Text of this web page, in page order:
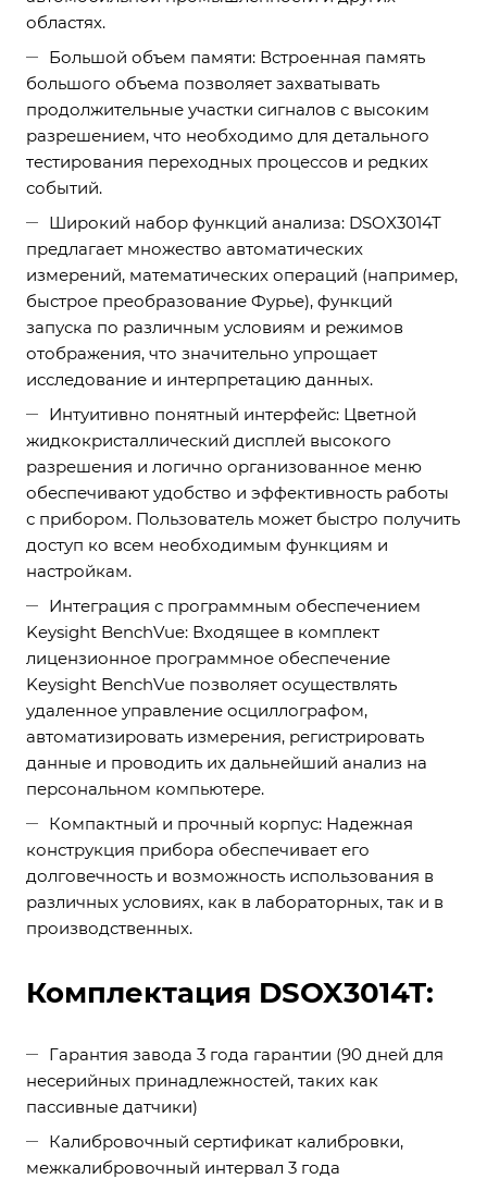
областях.
Большой объем памяти: Встроенная память
большого объема позволяет захватывать
продолжительные участки сигналов с высоким
разрешением, что необходимо для детального
тестирования переходных процессов и редких
событий.
Широкий набор функций анализа: DSOX3014T
предлагает множество автоматических
измерений, математических операций (например,
быстрое преобразование Фурье), функций
запуска по различным условиям и режимов
отображения, что значительно упрощает
исследование и интерпретацию данных.
Интуитивно понятный интерфейс: Цветной
жидкокристаллический дисплей высокого
разрешения и логично организованное меню
обеспечивают удобство и эффективность работы
с прибором. Пользователь может быстро получить
доступ ко всем необходимым функциям и
настройкам.
Интеграция с программным обеспечением
Keysight BenchVue: Входящее в комплект
лицензионное программное обеспечение
Keysight BenchVue позволяет осуществлять
удаленное управление осциллографом,
автоматизировать измерения, регистрировать
данные и проводить их дальнейший анализ на
персональном компьютере.
Компактный и прочный корпус: Надежная
конструкция прибора обеспечивает его
долговечность и возможность использования в
различных условиях, как в лабораторных, так и в
производственных.
Комплектация DSOX3014T:
Гарантия завода 3 года гарантии (90 дней для
несерийных принадлежностей, таких как
пассивные датчики)
Калибровочный сертификат калибровки,
межкалибровочный интервал 3 года